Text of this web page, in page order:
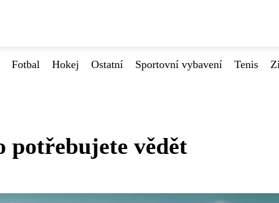
Fotbal Hokej Ostatní Sportovní vybavení Tenis
potřebujete vědět